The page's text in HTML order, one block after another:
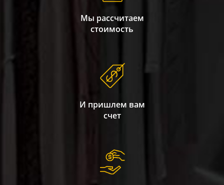
Мы рассчитаем
стоимость
И пришлем вам
счет